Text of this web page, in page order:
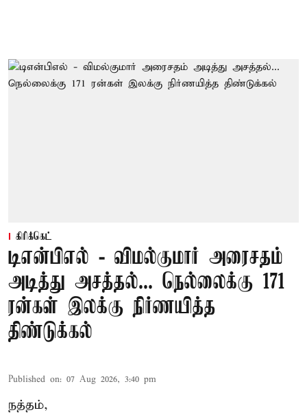
கிரிக்கெட்
டிஎன்பிஎல் - விமல்குமார் அரைசதம்
அடித்து அசத்தல்... நெல்லைக்கு 171
ரன்கள் இலக்கு நிர்ணயித்த
திண்டுக்கல்
Published on: 07 Aug 2026, 3:40 pm
நத்தம்,